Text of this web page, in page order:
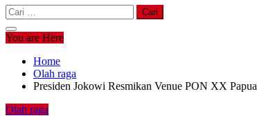
Cari
untuk:
You are Here
Home
Olah raga
Presiden Jokowi Resmikan Venue PON XX Papua
Olah raga